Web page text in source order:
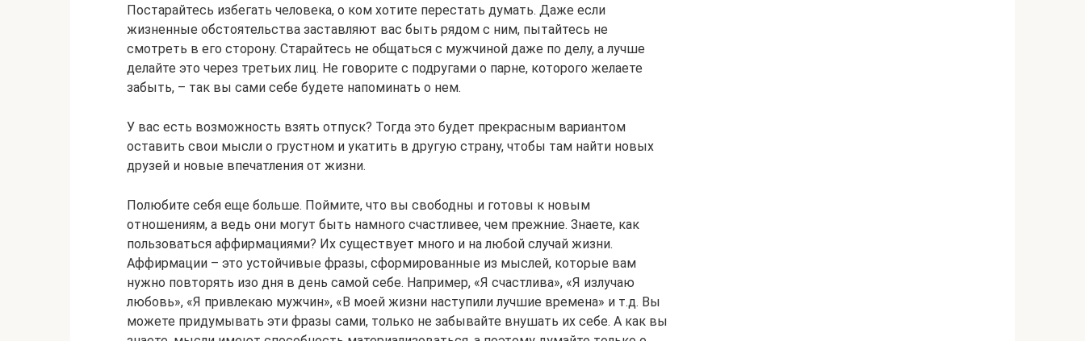
Постарайтесь избегать человека, о ком хотите перестать думать. Даже если
жизненные обстоятельства заставляют вас быть рядом с ним, пытайтесь не
смотреть в его сторону. Старайтесь не общаться с мужчиной даже по делу, а лучше
делайте это через третьих лиц. Не говорите с подругами о парне, которого желаете
забыть, – так вы сами себе будете напоминать о нем.
У вас есть возможность взять отпуск? Тогда это будет прекрасным вариантом
оставить свои мысли о грустном и укатить в другую страну, чтобы там найти новых
друзей и новые впечатления от жизни.
Полюбите себя еще больше. Поймите, что вы свободны и готовы к новым
отношениям, а ведь они могут быть намного счастливее, чем прежние. Знаете, как
пользоваться аффирмациями? Их существует много и на любой случай жизни.
Аффирмации – это устойчивые фразы, сформированные из мыслей, которые вам
нужно повторять изо дня в день самой себе. Например, «Я счастлива», «Я излучаю
любовь», «Я привлекаю мужчин», «В моей жизни наступили лучшие времена» и т.д. Вы
можете придумывать эти фразы сами, только не забывайте внушать их себе. А как вы